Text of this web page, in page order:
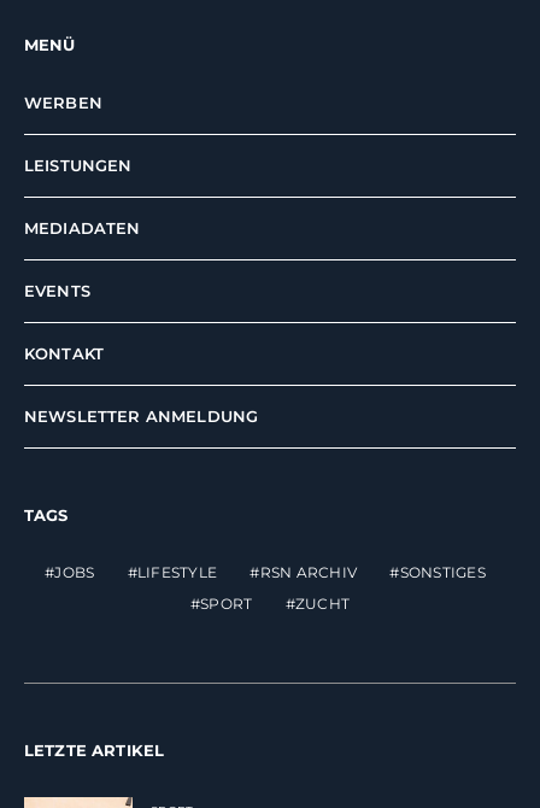
MENÜ
WERBEN
LEISTUNGEN
MEDIADATEN
EVENTS
KONTAKT
NEWSLETTER ANMELDUNG
TAGS
JOBS LIFESTYLE RSN ARCHIV
SONSTIGES
SPORT
ZUCHT
LETZTE ARTIKEL